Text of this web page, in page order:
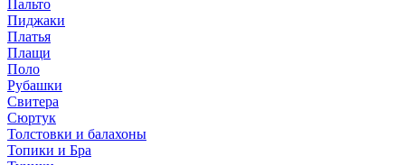
Пальто
Пиджаки
Платья
Плащи
Поло
Рубашки
Свитера
Сюртук
Толстовки и балахоны
Топики и Бра